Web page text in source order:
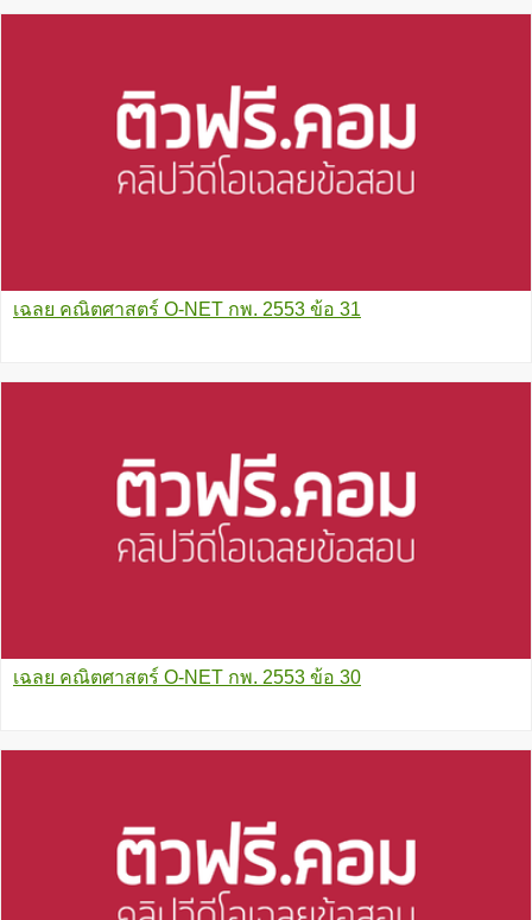
เฉลย คณิตศาสตร์ O-NET กพ. 2553 ข้อ 31
เฉลย คณิตศาสตร์ O-NET กพ. 2553 ข้อ 30